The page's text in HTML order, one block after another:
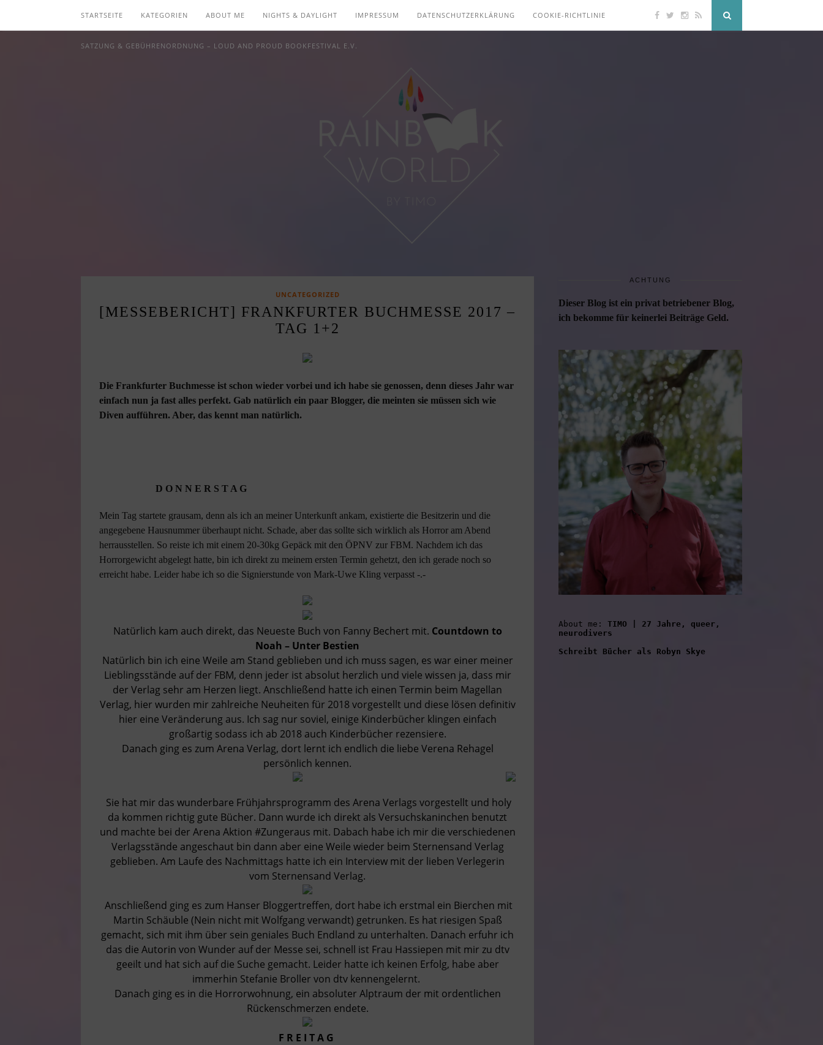
STARTSEITE KATEGORIEN ABOUT ME NIGHTS & DAYLIGHT IMPRESSUM DATENSCHUTZERKLÄRUNG COOKIE-RICHTLINIE
SATZUNG & GEBÜHRENORDNUNG – LOUD AND PROUD BOOKFESTIVAL E.V.
UNCATEGORIZED
[MESSEBERICHT] FRANKFURTER BUCHMESSE 2017 –
TAG 1+2
Die Frankfurter Buchmesse ist schon wieder vorbei und ich habe sie genossen, denn dieses Jahr war
einfach nun ja fast alles perfekt. Gab natürlich ein paar Blogger, die meinten sie müssen sich wie
Diven aufführen. Aber, das kennt man natürlich.
D O N N E R S T A G
Mein Tag startete grausam, denn als ich an meiner Unterkunft ankam, existierte die Besitzerin und die
angegebene Hausnummer überhaupt nicht. Schade, aber das sollte sich wirklich als Horror am Abend
herrausstellen. So reiste ich mit einem 20-30kg Gepäck mit den ÖPNV zur FBM. Nachdem ich das
Horrorgewicht abgelegt hatte, bin ich direkt zu meinem ersten Termin gehetzt, den ich gerade noch so
erreicht habe. Leider habe ich so die Signierstunde von Mark-Uwe Kling verpasst -.-
Natürlich kam auch direkt, das Neueste Buch von Fanny Bechert mit. Countdown to
Noah – Unter Bestien
Natürlich bin ich eine Weile am Stand geblieben und ich muss sagen, es war einer meiner
Lieblingsstände auf der FBM, denn jeder ist absolut herzlich und viele wissen ja, dass mir
der Verlag sehr am Herzen liegt. Anschließend hatte ich einen Termin beim Magellan
Verlag, hier wurden mir zahlreiche Neuheiten für 2018 vorgestellt und diese lösen definitiv
hier eine Veränderung aus. Ich sag nur soviel, einige Kinderbücher klingen einfach
großartig sodass ich ab 2018 auch Kinderbücher rezensiere.
Danach ging es zum Arena Verlag, dort lernt ich endlich die liebe Verena Rehagel
persönlich kennen.
Sie hat mir das wunderbare Frühjahrsprogramm des Arena Verlags vorgestellt und holy
da kommen richtig gute Bücher. Dann wurde ich direkt als Versuchskaninchen benutzt
und machte bei der Arena Aktion #Zungeraus mit. Dabach habe ich mir die verschiedenen
Verlagsstände angeschaut bin dann aber eine Weile wieder beim Sternensand Verlag
geblieben. Am Laufe des Nachmittags hatte ich ein Interview mit der lieben Verlegerin
vom Sternensand Verlag.
Anschließend ging es zum Hanser Bloggertreffen, dort habe ich erstmal ein Bierchen mit
Martin Schäuble (Nein nicht mit Wolfgang verwandt) getrunken. Es hat riesigen Spaß
gemacht, sich mit ihm über sein geniales Buch Endland zu unterhalten. Danach erfuhr ich
das die Autorin von Wunder auf der Messe sei, schnell ist Frau Hassiepen mit mir zu dtv
geeilt und hat sich auf die Suche gemacht. Leider hatte ich keinen Erfolg, habe aber
immerhin Stefanie Broller von dtv kennengelernt.
Danach ging es in die Horrorwohnung, ein absoluter Alptraum der mit ordentlichen
Rückenschmerzen endete.
F R E I T A G
ACHTUNG
Dieser Blog ist ein privat betriebener Blog,
ich bekomme für keinerlei Beiträge Geld.
About me: TIMO | 27 Jahre, queer,
neurodivers
Schreibt Bücher als Robyn Skye